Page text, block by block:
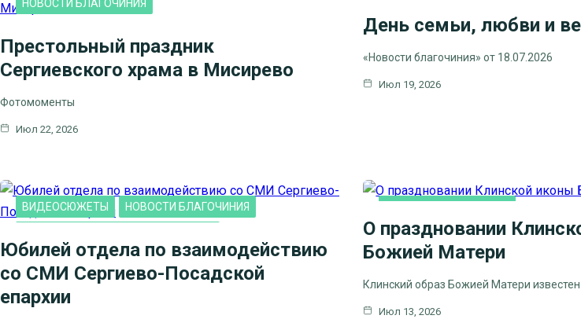
НОВОСТИ БЛАГОЧИНИЯ
Престольный праздник
Сергиевского храма в Мисирево
Фотомоменты
Июл 22, 2026
НОВОСТИ БЛАГОЧИНИЯ
НОВОСТИ КЛИНСКОГО
День семьи, любви и
«Новости благочиния» от 18.07.2026
Июл 19, 2026
ВИДЕОСЮЖЕТЫ НОВОСТИ БЛАГОЧИНИЯ
Юбилей отдела по взаимодействию
со СМИ Сергиево-Посадской
епархии
О праздновании
Божией Матери
Клинский образ Божией Матери
Июл 13, 2026